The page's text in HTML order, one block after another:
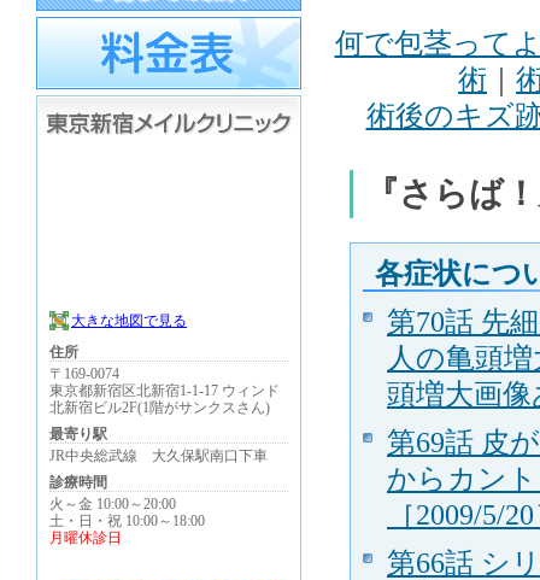
何で包茎って
術
術後のキズ
『さらば
各症状につ
第70話 先
人の亀頭
頭増大画像
第69話 皮
からカン
［2009/5/
第66話 シ
大きな地図で見る
住所
〒169-0074
東京都新宿区北新宿1-1-17 ウィンド
北新宿ビル2F(1階がサンクスさん)
最寄り駅
JR中央総武線 大久保駅南口下車
診療時間
火～金 10:00～20:00
土・日・祝 10:00～18:00
月曜休診日